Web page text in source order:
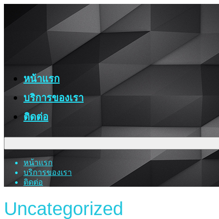
หน้าแรก
บริการของเรา
ติดต่อ
หน้าแรก
บริการของเรา
ติดต่อ
Uncategorized